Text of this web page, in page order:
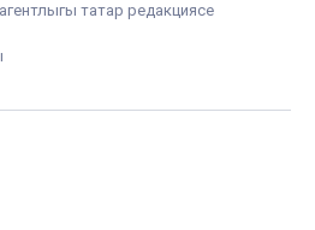
татар редакциясе